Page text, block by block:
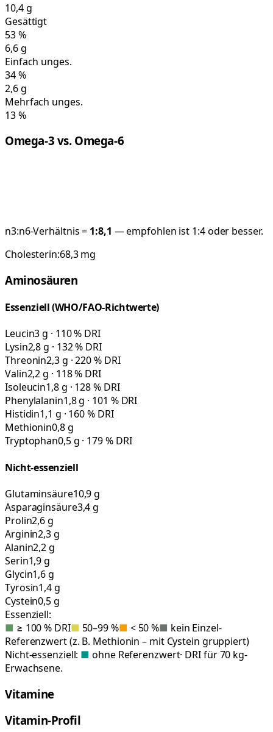
10,4g
Gesättigt
53%
6,6g
Einfach unges.
34%
2,6g
Mehrfach unges.
13%
Omega-3 vs. Omega-6
n3:n6-Verhältnis = 1:8,1 — empfohlen ist 1:4 oder besser.
Cholesterin:68,3mg
Aminosäuren
Essenziell (WHO/FAO-Richtwerte)
Leucin3 g · 110 % DRI
Lysin2,8 g · 132 % DRI
Threonin2,3 g · 220 % DRI
Valin2,2 g · 118 % DRI
Isoleucin1,8 g · 128 % DRI
Phenylalanin1,8 g · 101 % DRI
Histidin1,1 g · 160 % DRI
Methionin0,8 g
Tryptophan0,5 g · 179 % DRI
Nicht-essenziell
Glutaminsäure10,9 g
Asparaginsäure3,4 g
Prolin2,6 g
Arginin2,3 g
Alanin2,2 g
Serin1,9 g
Glycin1,6 g
Tyrosin1,4 g
Cystein0,5 g
Essenziell:
■ ≥ 100 % DRI■ 50–99 %■ < 50 %■ kein Einzel-
Referenzwert (z. B. Methionin – mit Cystein gruppiert)
Nicht-essenziell: ■ ohne Referenzwert· DRI für 70 kg-
Erwachsene.
Vitamine
Vitamin-Profil